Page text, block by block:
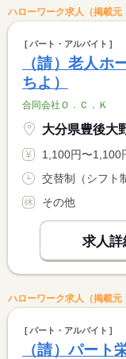
ハローワーク求人（掲載元
パート・アルバイト
（請）老人ホ
ちよ）
合同会社Ｏ．Ｃ．Ｋ
大分県豊後大
1,100円〜1,100円 ※フルタイム
その他
求人詳
ハローワーク求人（掲載元
パート・アルバイト
（請）パート